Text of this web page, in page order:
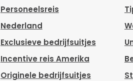
Personeelsreis
Nederland
Exclusieve bedrijfsuitjes
Incentive reis Amerika
Originele bedrijfsuitjes